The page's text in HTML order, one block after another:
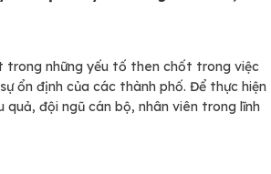
trong những yếu tố then chốt trong việc
ổn định của các thành phố. Để thực hiện
quả, đội ngũ cán bộ, nhân viên trong lĩnh